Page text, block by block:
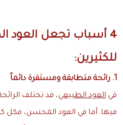
4 أسباب تجعل العود
للكثيرين:
1. رائحة متطابقة ومستقرة دائماً
في العود الطبيعي، قد تختلف
فيها. أما في العود المحسن،